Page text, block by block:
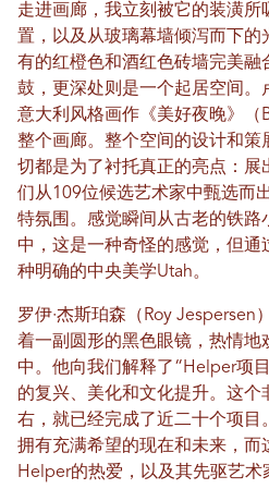
走进画廊，我立刻被它的装潢所
置，以及从玻璃幕墙倾泻而下的
有的红橙色和酒红色砖墙完美融
鼓，更深处则是一个起居空间。
意大利风格画作《美好夜晚》
整个画廊。整个空间的设计和策
切都是为了衬托真正的亮点：展
们从109位候选艺术家中甄选而
特氛围。感觉瞬间从古老的铁路
中，这是一种奇怪的感觉，但通
种明确的中央美学Utah。
罗伊·杰斯珀森（Roy Jespersen
着一副圆形的黑色眼镜，热情地
中。他向我们解释了“Helper项
的复兴、美化和文化提升。这个
右，就已经完成了近二十个项目
拥有充满希望的现在和未来，而
Helper的热爱，以及其先驱艺术